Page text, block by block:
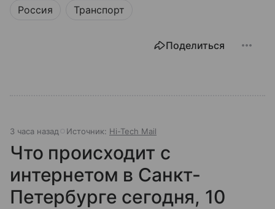
Россия Транспорт
Поделиться
3 часа назад Источник: Hi-Tech Mail
Что происходит с
интернетом в Санкт-
Петербурге сегодня, 10